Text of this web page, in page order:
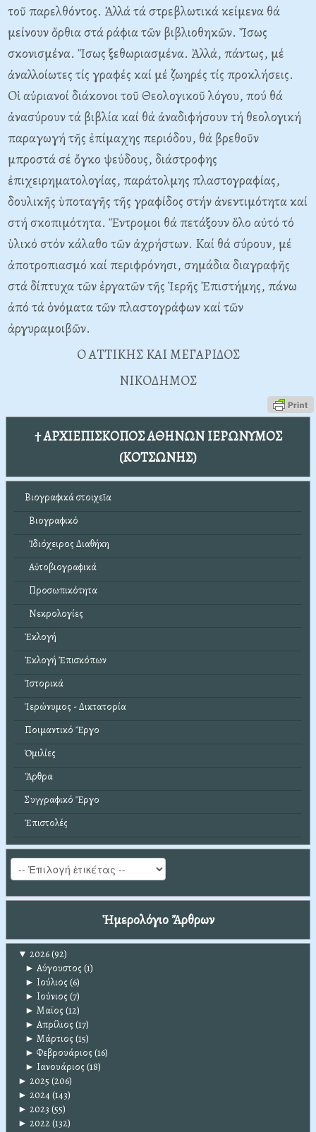
τοῦ παρελθόντος. Ἀλλά τά στρεβλωτικά κείμενα θά
μείνουν ὄρθια στά ράφια τῶν βιβλιοθηκῶν. Ἴσως
σκονισμένα. Ἴσως ξεθωριασμένα. Ἀλλά, πάντως, μέ
ἀναλλοίωτες τίς γραφές καί μέ ζωηρές τίς προκλήσεις.
Oἱ αὐριανοί διάκονοι τοῦ Θεολογικοῦ λόγου, πού θά
ἀνασύρουν τά βιβλία καί θά ἀναδιφήσουν τή θεολογική
παραγωγή τῆς ἐπίμαχης περιόδου, θά βρεθοῦν
μπροστά σέ ὄγκο ψεύδους, διάστροφης
ἐπιχειρηματολογίας, παράτολμης πλαστογραφίας,
δουλικῆς ὑποταγῆς τῆς γραφίδος στήν ἀνεντιμότητα καί
στή σκοπιμότητα. Ἔντρομοι θά πετάξουν ὅλο αὐτό τό
ὑλικό στόν κάλαθο τῶν ἀχρήστων. Kαί θά σύρουν, μέ
ἀποτροπιασμό καί περιφρόνησι, σημάδια διαγραφῆς
στά δίπτυχα τῶν ἐργατῶν τῆς Ἱερῆς Ἐπιστήμης, πάνω
ἀπό τά ὁνόματα τῶν πλαστογράφων καί τῶν
ἀργυραμοιβῶν.
O ATTIKHΣ KAI MEΓAPIΔOΣ
NIKOΔHMOΣ
† ΑΡΧΙΕΠΙΣΚΟΠΟΣ ΑΘΗΝΩΝ ΙΕΡΩΝΥΜΟΣ
(ΚΟΤΣΩΝΗΣ)
Βιογραφικά στοιχεῖα
Βιογραφικό
Ἰδιόχειρος Διαθήκη
Αὐτοβιογραφικά
Προσωπικότητα
Νεκρολογίες
Ἐκλογή
Ἐκλογή Ἐπισκόπων
Ἱστορικά
Ἱερώνυμος - Δικτατορία
Ποιμαντικό Ἔργο
Ὁμιλίες
Ἄρθρα
Συγγραφικό Ἔργο
Ἐπιστολές
Ἡμερολόγιο Ἄρθρων
▼ 2026(92)
► Αύγουστος (1)
► Ιούλιος (6)
► Ιούνιος (7)
► Μαϊος (12)
► Απρίλιος (17)
► Μάρτιος (15)
► Φεβρουάριος (16)
► Ιανουάριος (18)
► 2025 (206)
► 2024(143)
► 2023 (55)
► 2022(132)